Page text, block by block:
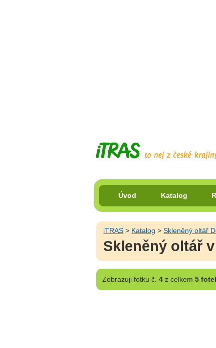
Úvod Katalog
iTRAS > Katalog >Skleněný oltář
Skleněný oltář
Zobrazujifotku č. 4z celkem 5